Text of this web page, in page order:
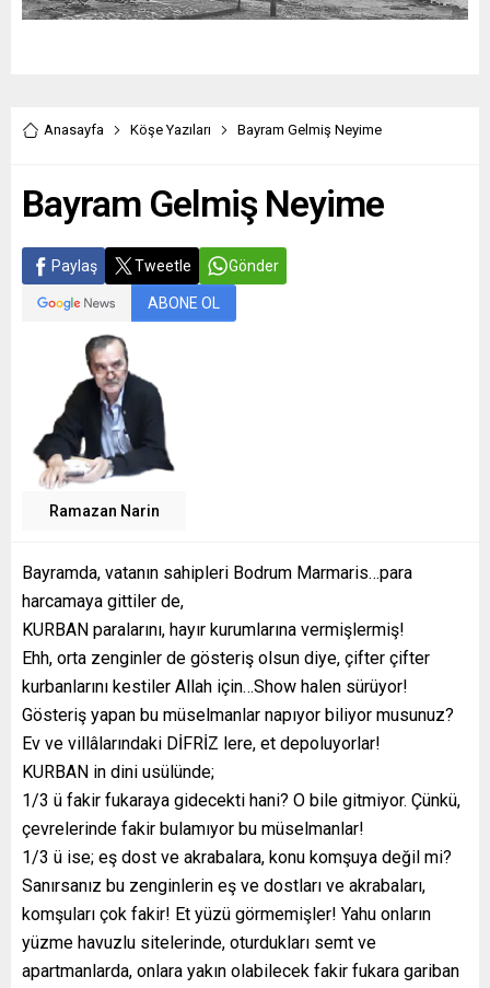
Anasayfa Köşe Yazıları Bayram Gelmiş Neyime
Bayram Gelmiş Neyime
Paylaş Tweetle Gönder
ABONE OL
Ramazan Narin
Bayramda, vatanın sahipleri Bodrum Marmaris…para
harcamaya gittiler de,
KURBAN paralarını, hayır kurumlarına vermişlermiş!
Ehh, orta zenginler de gösteriş olsun diye, çifter çifter
kurbanlarını kestiler Allah için…Show halen sürüyor!
Gösteriş yapan bu müselmanlar napıyor biliyor musunuz?
Ev ve villâlarındaki DİFRİZ lere, et depoluyorlar!
KURBAN in dini usülünde;
1/3 ü fakir fukaraya gidecekti hani? O bile gitmiyor. Çünkü,
çevrelerinde fakir bulamıyor bu müselmanlar!
1/3 ü ise; eş dost ve akrabalara, konu komşuya değil mi?
Sanırsanız bu zenginlerin eş ve dostları ve akrabaları,
komşuları çok fakir! Et yüzü görmemişler! Yahu onların
yüzme havuzlu sitelerinde, oturdukları semt ve
apartmanlarda, onlara yakın olabilecek fakir fukara gariban